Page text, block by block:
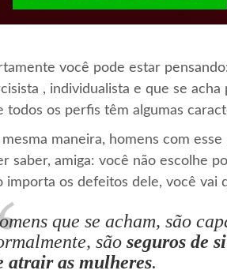
você pode estar
, individualista e que se
todos os perfis têm algumas
mesma maneira, homens com
saber, amiga: você não escolhe
importa os defeitos dele, você vai
que se acham, são
são seguros de
atrair as mulheres.